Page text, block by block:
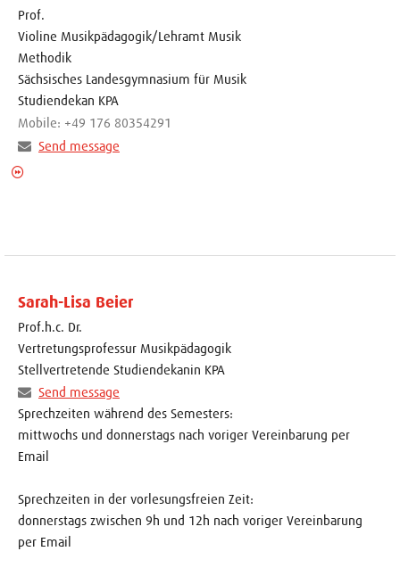
Prof.
Violine Musikpädagogik/Lehramt Musik
Methodik
Sächsisches Landesgymnasium für Musik
Studiendekan KPA
Mobile: +49 176 80354291
Send message
Sarah-Lisa Beier
Prof.h.c. Dr.
Vertretungsprofessur Musikpädagogik
Stellvertretende Studiendekanin KPA
Send message
Sprechzeiten während des Semesters:
mittwochs und donnerstags nach voriger Vereinbarung per
Email
Sprechzeiten in der vorlesungsfreien Zeit:
donnerstags zwischen 9h und 12h nach voriger Vereinbarung
per Email